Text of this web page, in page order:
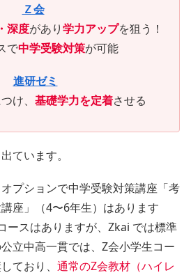
Ｚ会
深度があり学力アップを狙う！
で中学受験対策が可能
進研ゼミ
け、 基礎学力を定着させる
ています。
プションで中学受験対策講座「考
座」（4〜6年生）はあります
ースはありますが、Zkai では標準
立中高一貫では、Z会小学生コー
ており、 通常のZ会教材（ハイレ